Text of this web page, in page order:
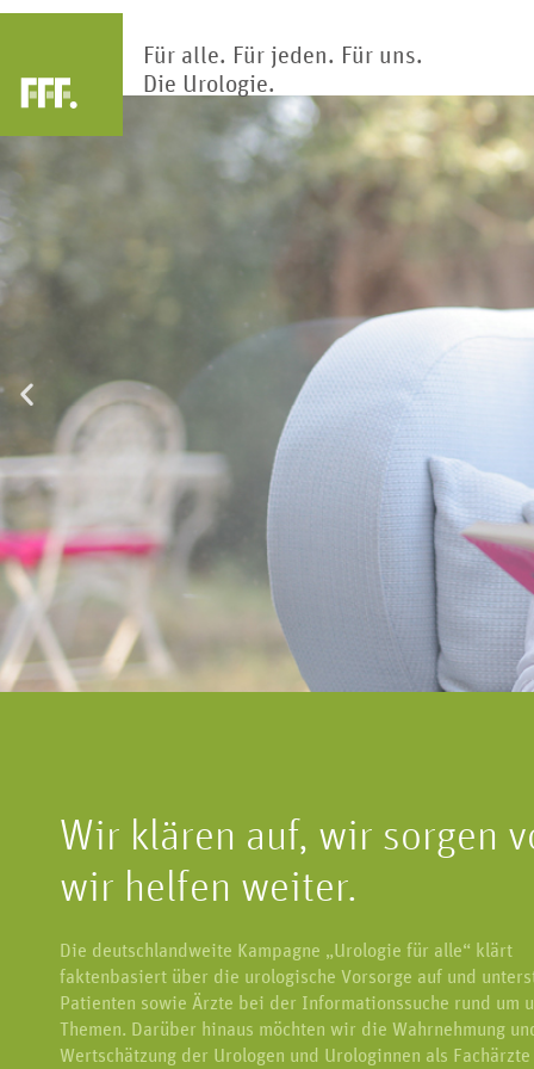
Für alle. Für jeden. Für uns.
Die Urologie.
Blut hunderte
Penis
Das primäre männliche
Geschlechtsorgan lässt sich in drei
Bereiche unterteilen.
Kindliche
Erkrankungen an
Harnblase und
Wir klären auf, wir sorgen
wir helfen weiter.
Die deutschlandweite Kampagne „Urologie für alle“ klärt
faktenbasiert über die urologische Vorsorge auf und
Patienten sowie Ärzte bei der Informationssuche rund um
Themen. Darüber hinaus möchten wir die Wahrnehmung
Wertschätzung der Urologen und Urologinnen als